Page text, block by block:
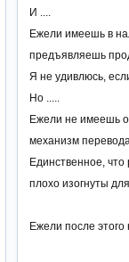
И ....
Ежели имеешь в
предъявляешь
Я не удивлюсь,
Но .....
Ежели не имеешь
механизм
Единственное, что
плохо изогнуты
Ежели после